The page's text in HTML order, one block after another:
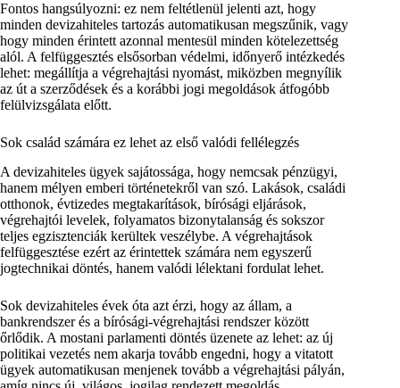
Fontos hangsúlyozni: ez nem feltétlenül jelenti azt, hogy
minden devizahiteles tartozás automatikusan megszűnik, vagy
hogy minden érintett azonnal mentesül minden kötelezettség
alól. A felfüggesztés elsősorban védelmi, időnyerő intézkedés
lehet: megállítja a végrehajtási nyomást, miközben megnyílik
az út a szerződések és a korábbi jogi megoldások átfogóbb
felülvizsgálata előtt.
Sok család számára ez lehet az első valódi fellélegzés
A devizahiteles ügyek sajátossága, hogy nemcsak pénzügyi,
hanem mélyen emberi történetekről van szó. Lakások, családi
otthonok, évtizedes megtakarítások, bírósági eljárások,
végrehajtói levelek, folyamatos bizonytalanság és sokszor
teljes egzisztenciák kerültek veszélybe. A végrehajtások
felfüggesztése ezért az érintettek számára nem egyszerű
jogtechnikai döntés, hanem valódi lélektani fordulat lehet.
Sok devizahiteles évek óta azt érzi, hogy az állam, a
bankrendszer és a bírósági-végrehajtási rendszer között
őrlődik. A mostani parlamenti döntés üzenete az lehet: az új
politikai vezetés nem akarja tovább engedni, hogy a vitatott
ügyek automatikusan menjenek tovább a végrehajtási pályán,